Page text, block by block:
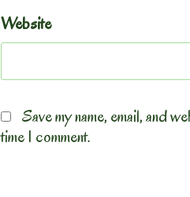
Website
Save my name, email, and
time I comment.